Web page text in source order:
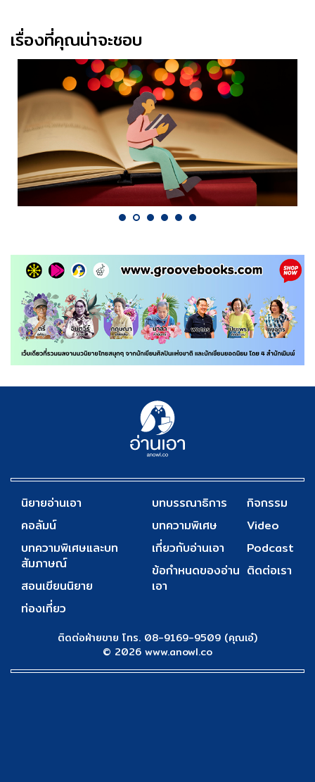
เรื่องที่คุณน่าจะชอบ
นิยายอ่านเอา
คอลัมน์
บทความพิเศษและบท
สัมภาษณ์
สอนเขียนนิยาย
ท่องเที่ยว
บทบรรณาธิการ
บทความพิเศษ
เกี่ยวกับอ่านเอา
ข้อกำหนดของอ่าน
เอา
กิจกรรม
Video
Podcast
ติดต่อเรา
ติดต่อฝ่ายขาย โทร. 08-9169-9509 (คุณเอ๋)
© 2026 www.anowl.co